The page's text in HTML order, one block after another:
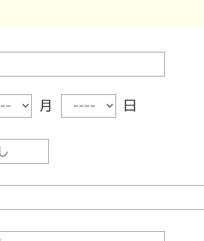
タ作成、分析
お知らせ
生じた場合
する場合を除き、いかなる第三者
月 日